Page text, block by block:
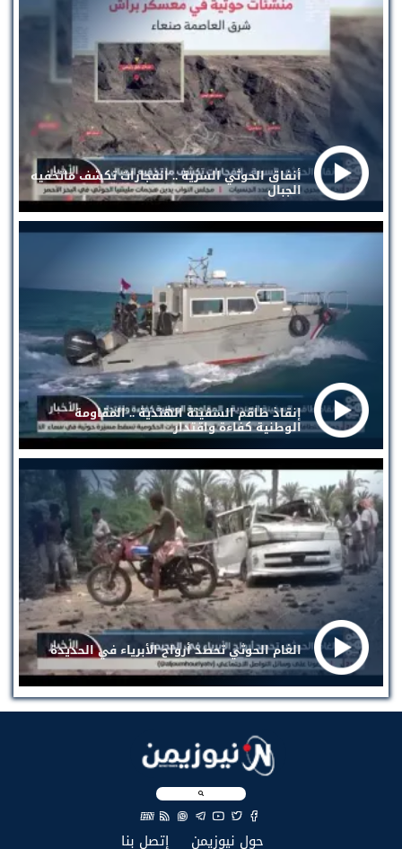
أنفاق الحوثي السرية .. انفجارات تكشف ماتخفيه
الجبال
إنقاذ طاقم السفينة الهندية .. المقاومة
الوطنية كفاءة واقتدار
الغام الحوثي تحصد أرواح الأبرياء في الحديدة
EN
حول نيوزيمن إتصل بنا